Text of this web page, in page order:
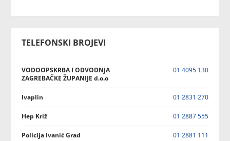
TELEFONSKI BROJEVI
VODOOPSKRBA I ODVODNJA
ZAGREBAČKE ŽUPANIJE d.o.o
01 4095 130
Ivaplin 01 2831 270
Hep Križ 01 2887 555
Policija Ivanić Grad 01 2881 111